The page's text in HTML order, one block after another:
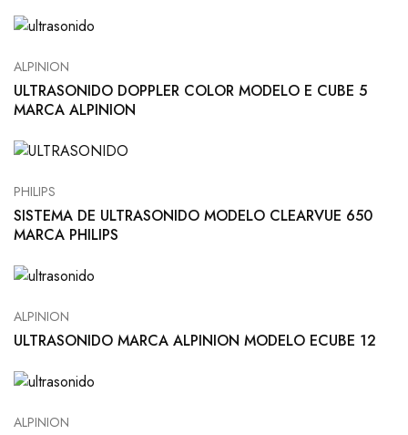
ALPINION
ULTRASONIDO DOPPLER COLOR MODELO E CUBE 5
MARCA ALPINION
PHILIPS
SISTEMA DE ULTRASONIDO MODELO CLEARVUE 650
MARCA PHILIPS
ALPINION
ULTRASONIDO MARCA ALPINION MODELO ECUBE 12
ALPINION